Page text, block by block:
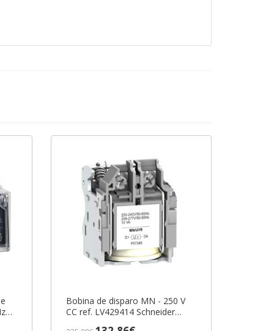
Bobina de disparo MN - 250 V
CC ref. LV429414 Schneider